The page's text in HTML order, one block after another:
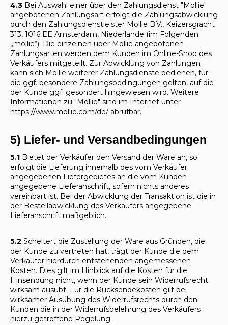
4.3 Bei Auswahl einer über den Zahlungsdienst "Mollie"
angebotenen Zahlungsart erfolgt die Zahlungsabwicklung
durch den Zahlungsdienstleister Mollie B.V., Keizersgracht
313, 1016 EE Amsterdam, Niederlande (im Folgenden:
„mollie“). Die einzelnen über Mollie angebotenen
Zahlungsarten werden dem Kunden im Online-Shop des
Verkäufers mitgeteilt. Zur Abwicklung von Zahlungen
kann sich Mollie weiterer Zahlungsdienste bedienen, für
die ggf. besondere Zahlungsbedingungen gelten, auf die
der Kunde ggf. gesondert hingewiesen wird. Weitere
Informationen zu "Mollie" sind im Internet unter
https://www.mollie.com/de/ abrufbar.
5) Liefer- und Versandbedingungen
5.1 Bietet der Verkäufer den Versand der Ware an, so
erfolgt die Lieferung innerhalb des vom Verkäufer
angegebenen Liefergebietes an die vom Kunden
angegebene Lieferanschrift, sofern nichts anderes
vereinbart ist. Bei der Abwicklung der Transaktion ist die in
der Bestellabwicklung des Verkäufers angegebene
Lieferanschrift maßgeblich.
5.2 Scheitert die Zustellung der Ware aus Gründen, die
der Kunde zu vertreten hat, trägt der Kunde die dem
Verkäufer hierdurch entstehenden angemessenen
Kosten. Dies gilt im Hinblick auf die Kosten für die
Hinsendung nicht, wenn der Kunde sein Widerrufsrecht
wirksam ausübt. Für die Rücksendekosten gilt bei
wirksamer Ausübung des Widerrufsrechts durch den
Kunden die in der Widerrufsbelehrung des Verkäufers
hierzu getroffene Regelung.